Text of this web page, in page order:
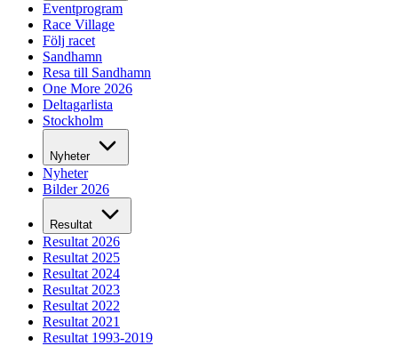
Eventprogram
Race Village
Följ racet
Sandhamn
Resa till Sandhamn
One More 2026
Deltagarlista
Stockholm
Nyheter
Nyheter
Bilder 2026
Resultat
Resultat 2026
Resultat 2025
Resultat 2024
Resultat 2023
Resultat 2022
Resultat 2021
Resultat 1993-2019